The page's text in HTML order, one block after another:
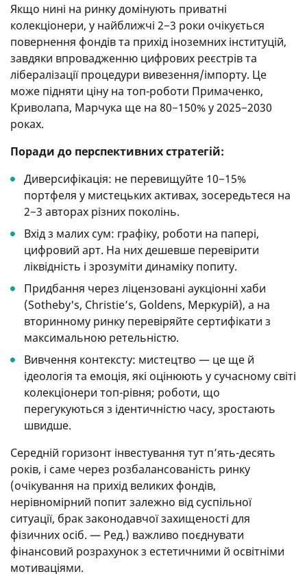
Якщо нині на ринку домінують приватні
колекціонери, у найближчі 2−3 роки очікується
повернення фондів та прихід іноземних інституцій,
завдяки впровадженню цифрових реєстрів та
лібералізації процедури вивезення/імпорту. Це
може підняти ціну на топ-роботи Примаченко,
Криволапа, Марчука ще на 80−150% у 2025−2030
роках.
Поради до перспективних стратегій:
Диверсифікація: не перевищуйте 10−15%
портфеля у мистецьких активах, зосередьтеся на
2−3 авторах різних поколінь.
Вхід з малих сум: графіку, роботи на папері,
цифровий арт. На них дешевше перевірити
ліквідність і зрозуміти динаміку попиту.
Придбання через ліцензовані аукціонні хаби
(Sotheby's, Christie’s, Goldens, Меркурій), а на
вторинному ринку перевіряйте сертифікати з
максимальною ретельністю.
Вивчення контексту: мистецтво — це ще й
ідеологія та емоція, які оцінюють у сучасному світі
колекціонери топ-рівня; роботи, що
перегукуються з ідентичністю часу, зростають
швидше.
Середній горизонт інвестування тут п’ять-десять
років, і саме через розбалансованість ринку
(очікування на прихід великих фондів,
нерівномірний попит залежно від суспільної
ситуації, брак законодавчої захищеності для
фізичних осіб. — Ред.) важливо поєднувати
фінансовий розрахунок з естетичними й освітніми
мотиваціями.